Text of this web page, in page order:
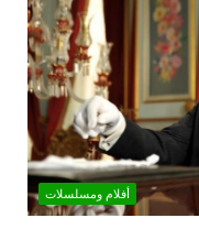
أفلام ومسلسلات